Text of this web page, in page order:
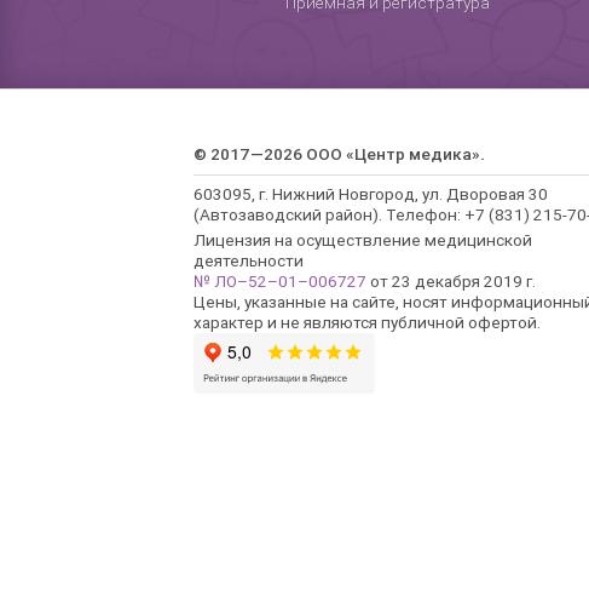
© 2017—2026 ООО «Центр медика».
603095, г. Нижний Новгород, ул. Дворовая 30
(Автозаводский район). Телефон: +7 (831) 215-
Лицензия на осуществление медицинской
деятельности
№ ЛО–52–01–006727 от 23 декабря 2019 г.
Цены, указанные на сайте, носят
характер и не являются публичной офертой.